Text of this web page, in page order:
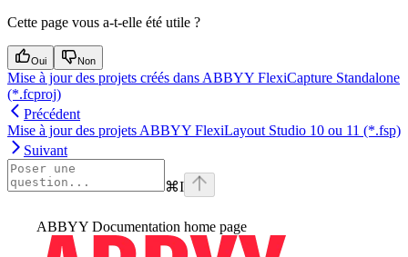
Cette page vous a-t-elle été utile ?
Oui Non
Mise à jour des projets créés dans ABBYY FlexiCapture Standalone
(*.fcproj)
Précédent
Mise à jour des projets ABBYY FlexiLayout Studio 10 ou 11 (*.fsp)
Suivant
⌘I
ABBYY Documentation home page